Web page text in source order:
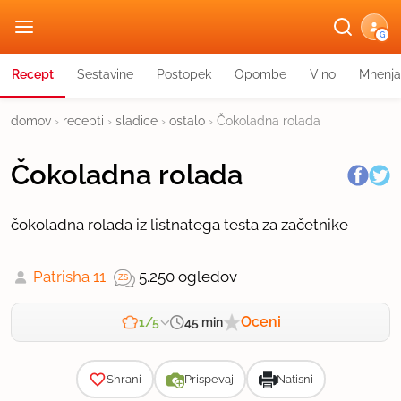
G
Recept Sestavine Postopek Opombe Vino Mnenja
domov › recepti › sladice › ostalo › Čokoladna rolada
Čokoladna rolada
čokoladna rolada iz listnatega testa za začetnike
Patrisha 11 5.250 ogledov
1/5 45 min Oceni
Shrani Prispevaj Natisni